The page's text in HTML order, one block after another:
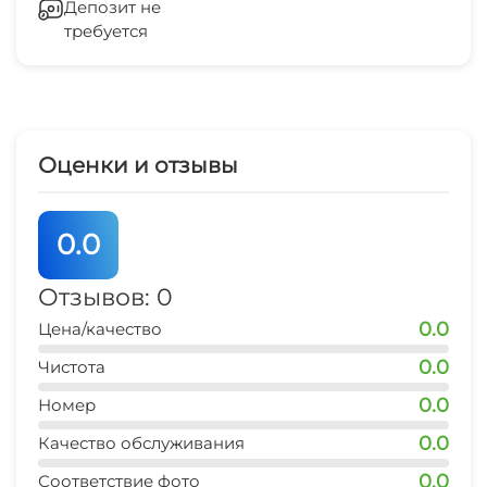
центр развлечений
15 мин
15 мин
аптека
дельфинарий
Депозит не
требуется
Оценки и отзывы
0.0
Отзывов: 0
Цена/качество 0.0
Чистота 0.0
Номер 0.0
Качество обслуживания 0.0
Соответствие фото 0.0